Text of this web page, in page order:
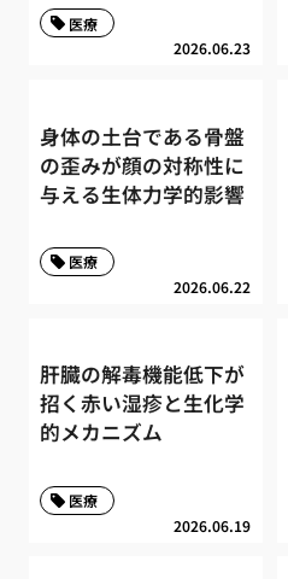
2026.06.23
医療
身体の土台である骨盤
の歪みが顔の対称性に
与える生体力学的影響
2026.06.22
医療
肝臓の解毒機能低下が
招く赤い湿疹と生化学
的メカニズム
2026.06.19
医療